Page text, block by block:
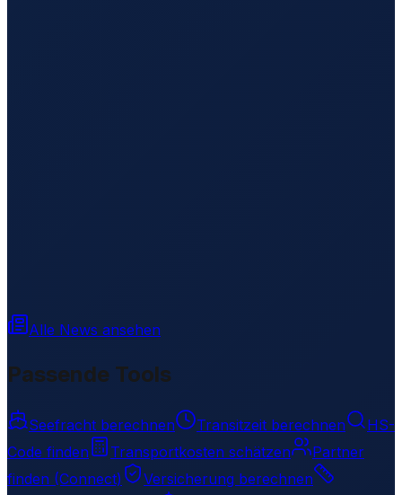
Alle News ansehen
Passende Tools
Seefracht berechnen Transitzeit berechnen
HS-
Code finden
Transportkosten schätzen
Partner
finden (Connect)
Versicherung berechnen